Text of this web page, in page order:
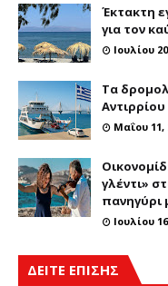
Έκτακτη
για τον
Ιουλίου
Τα
Αντιρρίου
Μαΐου 11,
γλέντι»
πανηγύρι
Ιουλίου
ΔΕΙΤΕ ΕΠΙΣΗΣ